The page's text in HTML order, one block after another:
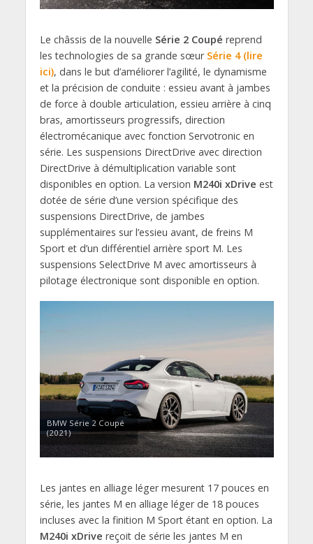
Le châssis de la nouvelle Série 2 Coupé reprend
les technologies de sa grande sœur Série 4 (lire
ici), dans le but d’améliorer l’agilité, le dynamisme
et la précision de conduite : essieu avant à jambes
de force à double articulation, essieu arrière à cinq
bras, amortisseurs progressifs, direction
électromécanique avec fonction Servotronic en
série. Les suspensions DirectDrive avec direction
DirectDrive à démultiplication variable sont
disponibles en option. La version M240i xDrive est
dotée de série d’une version spécifique des
suspensions DirectDrive, de jambes
supplémentaires sur l’essieu avant, de freins M
Sport et d’un différentiel arrière sport M. Les
suspensions SelectDrive M avec amortisseurs à
pilotage électronique sont disponible en option.
BMW Série 2 Coupé
(2021)
Les jantes en alliage léger mesurent 17 pouces en
série, les jantes M en alliage léger de 18 pouces
incluses avec la finition M Sport étant en option. La
M240i xDrive reçoit de série les jantes M en